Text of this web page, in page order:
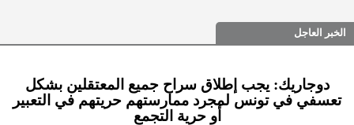
الخبر العاجل
دوجاريك: يجب إطلاق سراح جميع المعتقلين بشكل
تعسفي في تونس لمجرد ممارستهم حريتهم في التعبير
أو حرية التجمع